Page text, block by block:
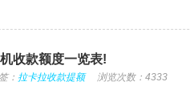
收款额度一览表!
： 拉卡拉收款提额 浏览次数：4333